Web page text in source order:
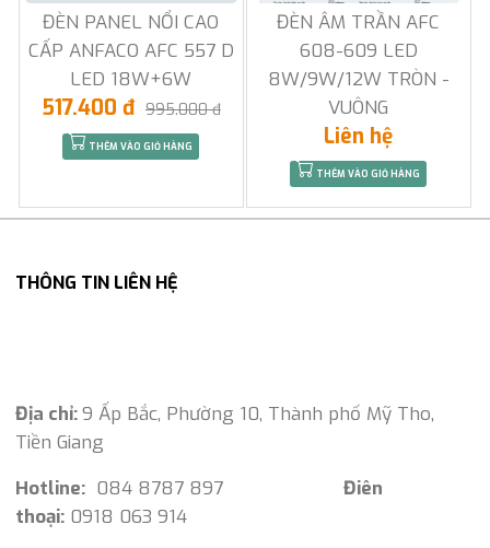
ĐÈN PANEL NỔI CAO
CẤP ANFACO AFC 557 D
LED 18W+6W
517.400 đ 995.000 đ
THÊM VÀO GIỎ HÀNG
ĐÈN ÂM TRẦN AFC
608-609 LED
8W/9W/12W TRÒN -
VUÔNG
Liên hệ
THÊM VÀO GIỎ HÀNG
THÔNG TIN LIÊN HỆ
Địa chỉ:9 Ấp Bắc, Phường 10, Thành phố Mỹ Tho,
Tiền Giang
Hotline: 084 8787 897 Điên
thoại: 0918 063 914